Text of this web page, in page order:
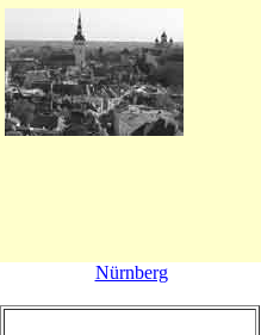
Nürnberg